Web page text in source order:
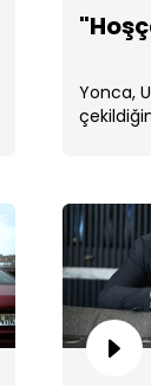
Yonca'yı
Yonca,